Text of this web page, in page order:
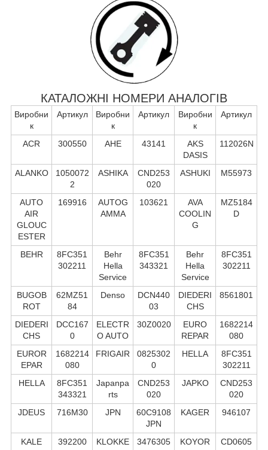
КАТАЛОЖНІ НОМЕРИ АНАЛОГІВ
Виробни
к
Артикул
Виробни
к
Артикул
Виробни
к
Артикул
ACR 300550 AHE 43141
AKS
DASIS
112026N
ALANKO
1050072
2
ASHIKA
CND253
020
ASHUKI M55973
AUTO
AIR
GLOUC
ESTER
169916
AUTOG
AMMA
103621
AVA
COOLIN
G
MZ5184
D
BEHR
8FC351
302211
Behr
Hella
Service
8FC351
343321
Behr
Hella
Service
8FC351
302211
BUGOB
ROT
62MZ51
84
Denso
DCN440
03
DIEDERI
CHS
8561801
DIEDERI
CHS
DCC167
0
ELECTR
O AUTO
30Z0020
EURO
REPAR
1682214
080
EUROR
EPAR
1682214
080
FRIGAIR
0825302
0
HELLA
8FC351
302211
HELLA
8FC351
343321
Japanpa
rts
CND253
020
JAPKO
CND253
020
JDEUS
716M30 JPN
60C9108
JPN
KAGER 946107
KALE
392200
KLOKKE
3476305
KOYOR
CD0605